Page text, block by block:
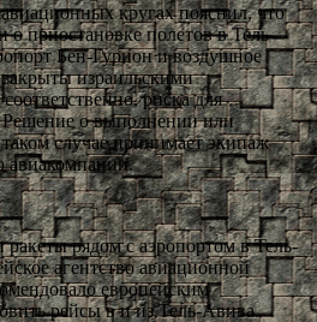
кругах пояснил, что
о приостановке полетов в Тель-
Бен-Гурион и воздушное
израильскими
риска для
Решение о выполнении или
случае принимает экипаж
авиакомпании.
ракеты рядом с аэропортом в Тель-
агентство авиационной
европейским
рейсы в и из Тель-Авива.